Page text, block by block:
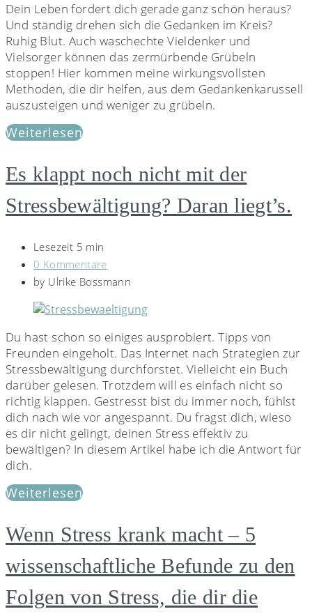
Dein Leben fordert dich gerade ganz schön heraus?
Und ständig drehen sich die Gedanken im Kreis?
Ruhig Blut. Auch waschechte Vieldenker und
Vielsorger können das zermürbende Grübeln
stoppen! Hier kommen meine wirkungsvollsten
Methoden, die dir helfen, aus dem Gedankenkarussell
auszusteigen und weniger zu grübeln.
Weiterlesen
Es klappt noch nicht mit der
Stressbewältigung? Daran liegt’s.
Lesezeit 5 min
0 Kommentare
by Ulrike Bossmann
Du hast schon so einiges ausprobiert. Tipps von
Freunden eingeholt. Das Internet nach Strategien zur
Stressbewältigung durchforstet. Vielleicht ein Buch
darüber gelesen. Trotzdem will es einfach nicht so
richtig klappen. Gestresst bist du immer noch, fühlst
dich nach wie vor angespannt. Du fragst dich, wieso
es dir nicht gelingt, deinen Stress effektiv zu
bewältigen? In diesem Artikel habe ich die Antwort für
dich.
Weiterlesen
Wenn Stress krank macht – 5
wissenschaftliche Befunde zu den
Folgen von Stress, die dir die